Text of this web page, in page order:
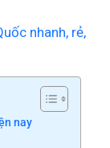
nhanh, rẻ,
nay